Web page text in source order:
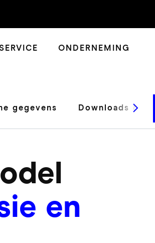
ONDERNEMING
gegevens Downloads &
en